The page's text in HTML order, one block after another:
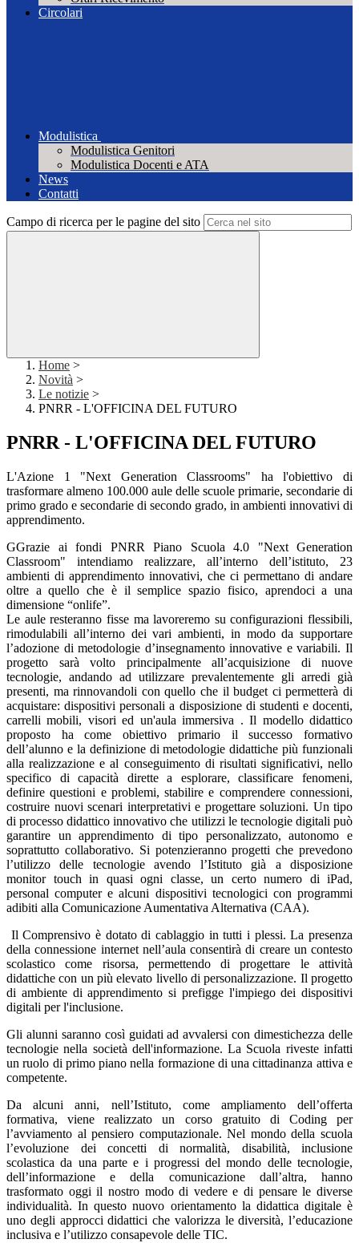
Circolari
Modulistica
Modulistica Genitori
Modulistica Docenti e ATA
News
Contatti
Campo di ricerca per le pagine del sito
Home >
Novità >
Le notizie >
PNRR - L'OFFICINA DEL FUTURO
PNRR - L'OFFICINA DEL FUTURO
L'Azione 1 "Next Generation Classrooms" ha l'obiettivo di
trasformare almeno 100.000 aule delle scuole primarie, secondarie di
primo grado e secondarie di secondo grado, in ambienti innovativi di
apprendimento.
GGrazie ai fondi PNRR Piano Scuola 4.0 "Next Generation
Classroom" intendiamo realizzare, all’interno dell’istituto, 23
ambienti di apprendimento innovativi, che ci permettano di andare
oltre a quello che è il semplice spazio fisico, aprendoci a una
dimensione “onlife”.
Le aule resteranno fisse ma lavoreremo su configurazioni flessibili,
rimodulabili all’interno dei vari ambienti, in modo da supportare
l’adozione di metodologie d’insegnamento innovative e variabili. Il
progetto sarà volto principalmente all’acquisizione di nuove
tecnologie, andando ad utilizzare prevalentemente gli arredi già
presenti, ma rinnovandoli con quello che il budget ci permetterà di
acquistare: dispositivi personali a disposizione di studenti e docenti,
carrelli mobili, visori ed un'aula immersiva . Il modello didattico
proposto ha come obiettivo primario il successo formativo
dell’alunno e la definizione di metodologie didattiche più funzionali
alla realizzazione e al conseguimento di risultati significativi, nello
specifico di capacità dirette a esplorare, classificare fenomeni,
definire questioni e problemi, stabilire e comprendere connessioni,
costruire nuovi scenari interpretativi e progettare soluzioni. Un tipo
di processo didattico innovativo che utilizzi le tecnologie digitali può
garantire un apprendimento di tipo personalizzato, autonomo e
soprattutto collaborativo. Si potenzieranno progetti che prevedono
l’utilizzo delle tecnologie avendo l’Istituto già a disposizione
monitor touch in quasi ogni classe, un certo numero di iPad,
personal computer e alcuni dispositivi tecnologici con programmi
adibiti alla Comunicazione Aumentativa Alternativa (CAA).
Il Comprensivo è dotato di cablaggio in tutti i plessi. La presenza
della connessione internet nell’aula consentirà di creare un contesto
scolastico come risorsa, permettendo di progettare le attività
didattiche con un più elevato livello di personalizzazione. Il progetto
di ambiente di apprendimento si prefigge l'impiego dei dispositivi
digitali per l'inclusione.
Gli alunni saranno così guidati ad avvalersi con dimestichezza delle
tecnologie nella società dell'informazione. La Scuola riveste infatti
un ruolo di primo piano nella formazione di una cittadinanza attiva e
competente.
Da alcuni anni, nell’Istituto, come ampliamento dell’offerta
formativa, viene realizzato un corso gratuito di Coding per
l’avviamento al pensiero computazionale. Nel mondo della scuola
l’evoluzione dei concetti di normalità, disabilità, inclusione
scolastica da una parte e i progressi del mondo delle tecnologie,
dell’informazione e della comunicazione dall’altra, hanno
trasformato oggi il nostro modo di vedere e di pensare le diverse
individualità. In questo nuovo orientamento la didattica digitale è
uno degli approcci didattici che valorizza le diversità, l’educazione
inclusiva e l’utilizzo consapevole delle TIC.